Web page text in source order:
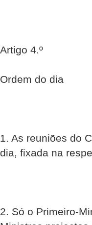
Artigo 4.º
Ordem do dia
1. As reuniões do
dia, fixada na
2. Só o Primeiro-